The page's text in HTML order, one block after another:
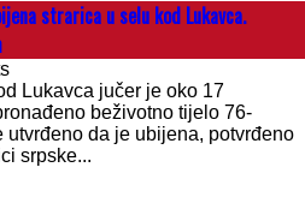
strarica u selu kod Lukavca.
Lukavca jučer je oko 17
beživotno tijelo 76-
utvrđeno da je ubijena, potvrđeno
srpske...